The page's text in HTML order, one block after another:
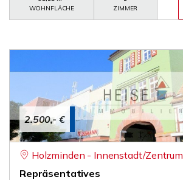
WOHNFLÄCHE
ZIMMER
2.500,- €
Holzminden - Innenstadt/Zentrum
Repräsentatives